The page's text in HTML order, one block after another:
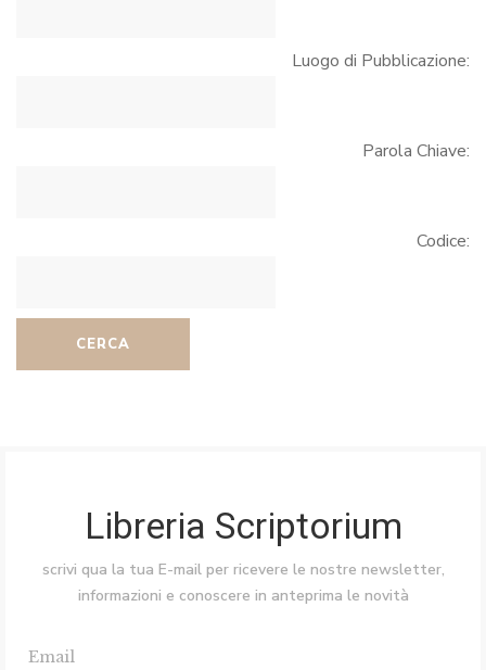
Luogo di Pubblicazione:
Parola Chiave:
Codice:
CERCA
Libreria Scriptorium
scrivi qua la tua E-mail per ricevere le nostre newsletter,
informazioni e conoscere in anteprima le novità